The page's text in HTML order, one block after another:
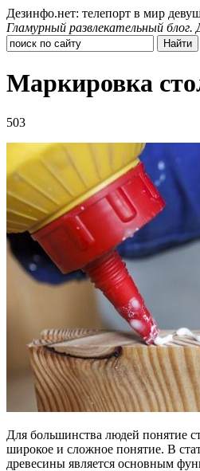
Дезинфо.нет: телепорт в мир
Гламурный развлекательный
Маркировка
503
Для большинства людей понятие
широкое и сложное понятие. В
древесины является основным